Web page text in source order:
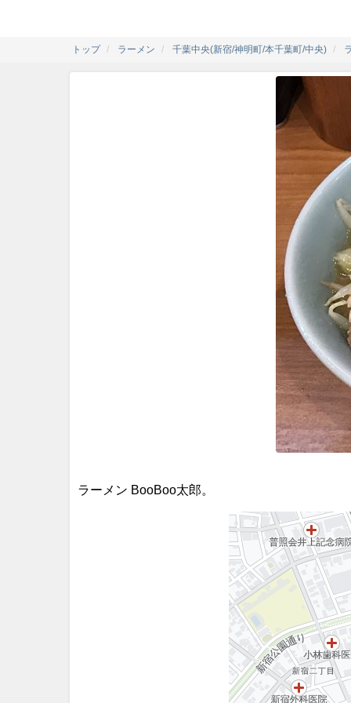
トップ ラーメン 千葉中央(新宿/神明町/本千葉町/中央)
ラーメン BooBoo太郎。